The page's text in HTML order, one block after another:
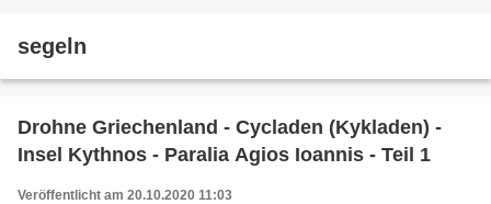
segeln
Drohne Griechenland - Cycladen (Kykladen) -
Insel Kythnos - Paralia Agios Ioannis - Teil 1
Veröffentlicht am 20.10.2020 11:03